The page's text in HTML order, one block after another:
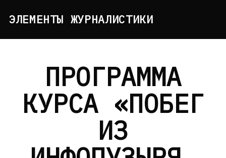
toЭЛЕМЕНТЫ ЖУРНАЛИСТИКИ
ПРОГРАММА
КУРСА «ПОБЕГ
ИЗ